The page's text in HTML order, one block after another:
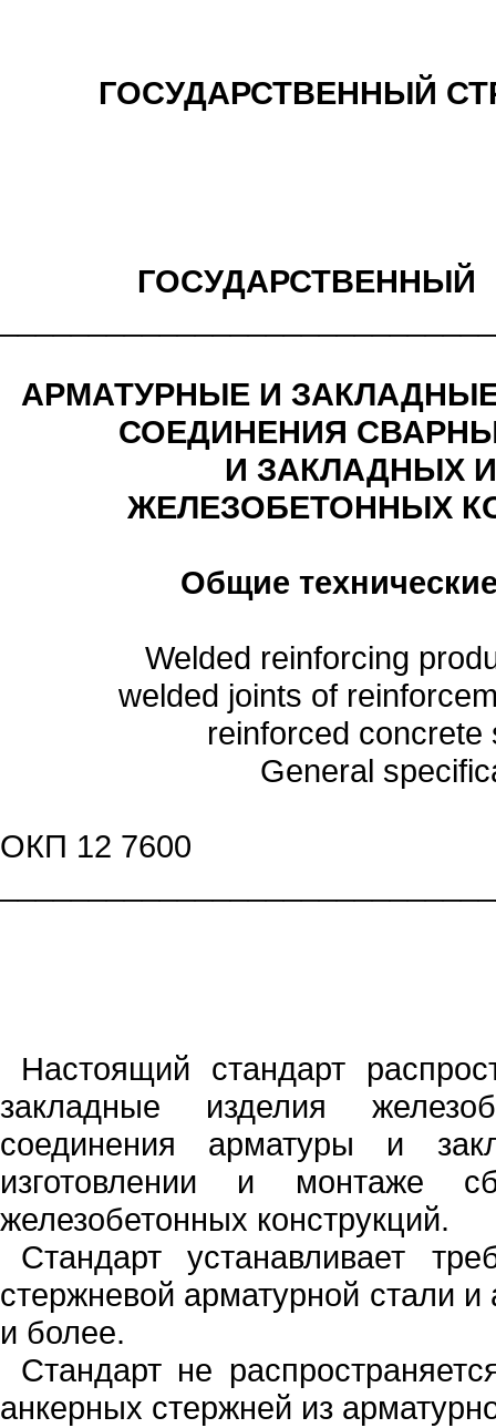
ГОСУДАРСТВЕННЫЙ
ГОСУДАРСТВЕННЫЙ
АРМАТУРНЫЕ И
СОЕДИНЕНИЯ
И ЗАКЛАДНЫХ
ЖЕЛЕЗОБЕТОННЫХ
Общие
Welded reinforcing
welded joints of
reinforced concrete
General
ОКП 12 7600
Настоящий стандарт
заклад­ные изделия
соединения арма­туры и
изготовлении и монтаже
железобетонных конструкций.
Стандарт устанавливает
стержне­вой арматурной стали
и более.
Стандарт не
анкер­ных стержней из